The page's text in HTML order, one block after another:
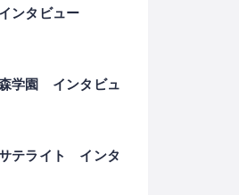
ンタビュー
学園 インタビュ
テライト インタ